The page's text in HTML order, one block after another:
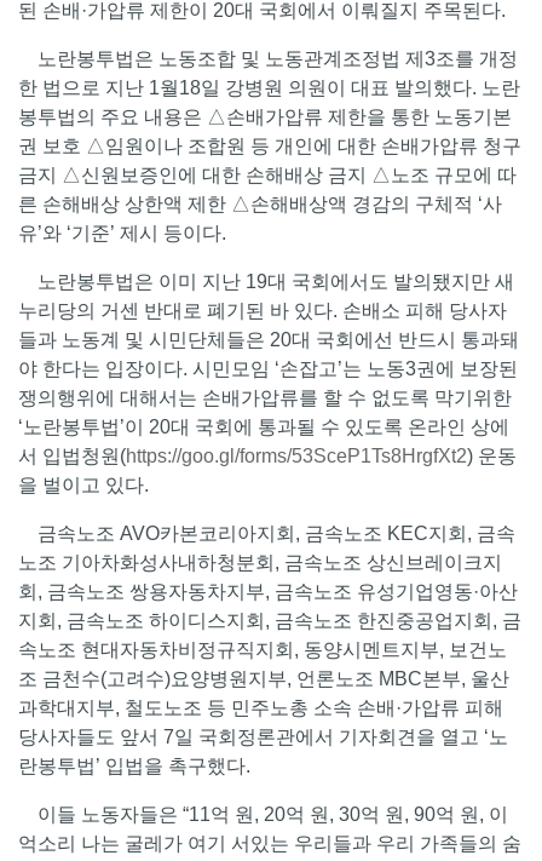
된 손배·가압류 제한이 20대 국회에서 이뤄질지 주목된다.
노란봉투법은 노동조합 및 노동관계조정법 제3조를 개정
한 법으로 지난 1월18일 강병원 의원이 대표 발의했다. 노란
봉투법의 주요 내용은 △손배가압류 제한을 통한 노동기본
권 보호 △임원이나 조합원 등 개인에 대한 손배가압류 청구
금지 △신원보증인에 대한 손해배상 금지 △노조 규모에 따
른 손해배상 상한액 제한 △손해배상액 경감의 구체적 ‘사
유’와 ‘기준’ 제시 등이다.
노란봉투법은 이미 지난 19대 국회에서도 발의됐지만 새
누리당의 거센 반대로 폐기된 바 있다. 손배소 피해 당사자
들과 노동계 및 시민단체들은 20대 국회에선 반드시 통과돼
야 한다는 입장이다. 시민모임 ‘손잡고’는 노동3권에 보장된
쟁의행위에 대해서는 손배가압류를 할 수 없도록 막기위한
‘노란봉투법’이 20대 국회에 통과될 수 있도록 온라인 상에
서 입법청원(https://goo.gl/forms/53SceP1Ts8HrgfXt2) 운동
을 벌이고 있다.
금속노조 AVO카본코리아지회, 금속노조 KEC지회, 금속
노조 기아차화성사내하청분회, 금속노조 상신브레이크지
회, 금속노조 쌍용자동차지부, 금속노조 유성기업영동·아산
지회, 금속노조 하이디스지회, 금속노조 한진중공업지회, 금
속노조 현대자동차비정규직지회, 동양시멘트지부, 보건노
조 금천수(고려수)요양병원지부, 언론노조 MBC본부, 울산
과학대지부, 철도노조 등 민주노총 소속 손배·가압류 피해
당사자들도 앞서 7일 국회정론관에서 기자회견을 열고 ‘노
란봉투법’ 입법을 촉구했다.
이들 노동자들은 “11억 원, 20억 원, 30억 원, 90억 원, 이
억소리 나는 굴레가 여기 서있는 우리들과 우리 가족들의 숨